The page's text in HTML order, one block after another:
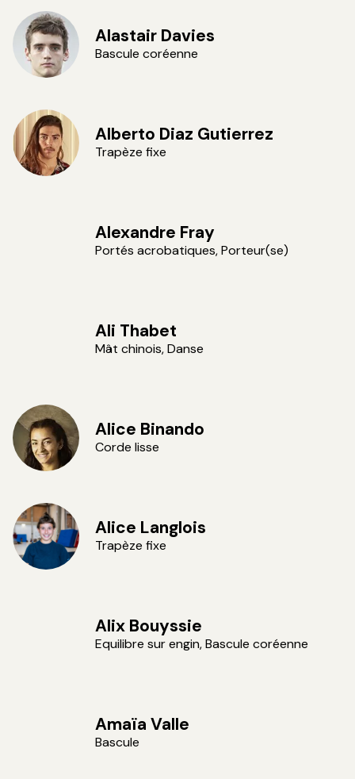
Alastair Davies
Bascule coréenne
Alberto Diaz Gutierrez
Trapèze fixe
Alexandre Fray
Portés acrobatiques, Porteur(se)
Ali Thabet
Mât chinois, Danse
Alice Binando
Corde lisse
Alice Langlois
Trapèze fixe
Alix Bouyssie
Equilibre sur engin, Bascule coréenne
Amaïa Valle
Bascule